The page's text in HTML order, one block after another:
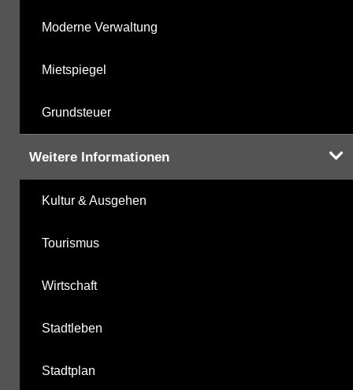
Moderne Verwaltung
Mietspiegel
Grundsteuer
Weitere Informationen
Kultur & Ausgehen
Tourismus
Wirtschaft
Stadtleben
Stadtplan